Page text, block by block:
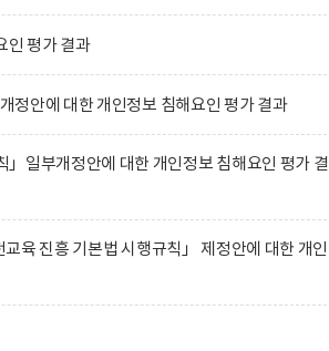
인 평가 결과
정안에 대한 개인정보 침해요인 평가 결과
일부개정안에 대한 개인정보 침해요인 평가 결
육 진흥 기본법 시행규칙」 제정안에 대한 개인